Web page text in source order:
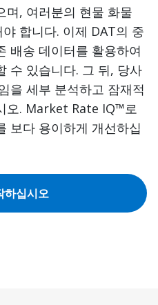
며, 여러분의 현물 화물
합니다. 이제 DAT의 중
배송 데이터를 활용하여
수 있습니다. 그 뒤, 당사
을 세부 분석하고 잠재적
오. Market Rate IQ™로
보다 용이하게 개선하십
하십시오